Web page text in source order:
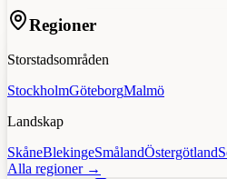
Regioner
Storstadsområden
StockholmGöteborgMalmö
Landskap
SkåneBlekingeSmålandÖstergötland
Alla regioner →